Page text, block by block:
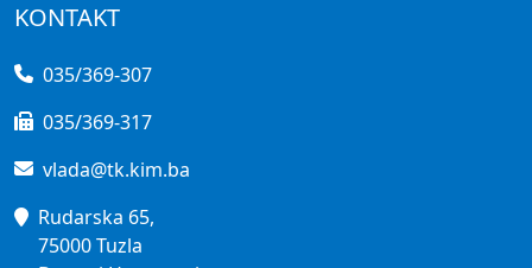
KONTAKT
035/369-307
035/369-317
vlada@tk.kim.ba
Rudarska 65,
75000 Tuzla